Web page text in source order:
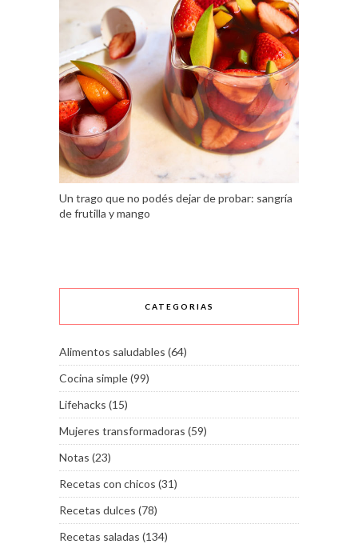
Un trago que no podés dejar de probar: sangría
de frutilla y mango
CATEGORIAS
Alimentos saludables (64)
Cocina simple(99)
Lifehacks (15)
Mujeres transformadoras (59)
Notas (23)
Recetas con chicos (31)
Recetas dulces (78)
Recetas saladas (134)